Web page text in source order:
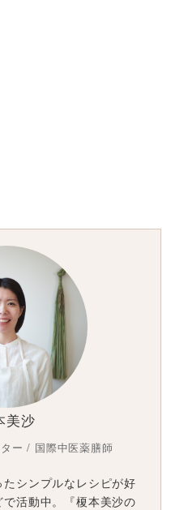
美沙
ー / 国際中医薬膳師
シンプルなレシピが好
活動中。『榎本美沙の